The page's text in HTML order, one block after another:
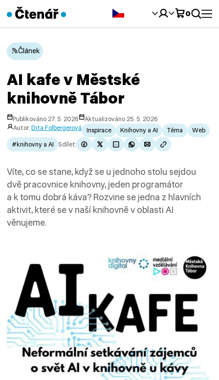
0
Článek
AI kafe v Městské
knihovně Tábor
Publikováno 27. 5. 2026
Aktualizováno 25. 5. 2026
Autor:Dita Folbergerová Inspirace Knihovny a AI Téma
Web
#knihovny a AI
Sdílet:
Víte, co se stane, když se u jednoho stolu sejdou
dvě pracovnice knihovny, jeden programátor
a k tomu dobrá káva? Rozvine se jedna z hlavních
aktivit, které se v naší knihovně v oblasti AI
věnujeme.